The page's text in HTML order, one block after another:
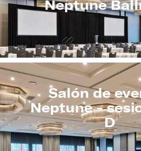
Neptune
Salón de
Neptune -
D